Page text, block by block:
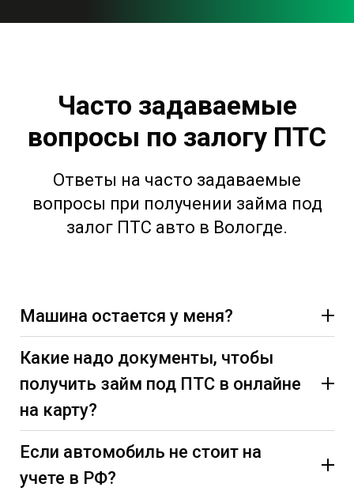
Часто задаваемые
вопросы по залогу ПТС
Ответы на часто задаваемые
вопросы при получении займа под
залог ПТС авто в Вологде.
Машина остается у меня?
Какие надо документы, чтобы
получить займ под ПТС в онлайне
на карту?
Если автомобиль не стоит на
учете в РФ?